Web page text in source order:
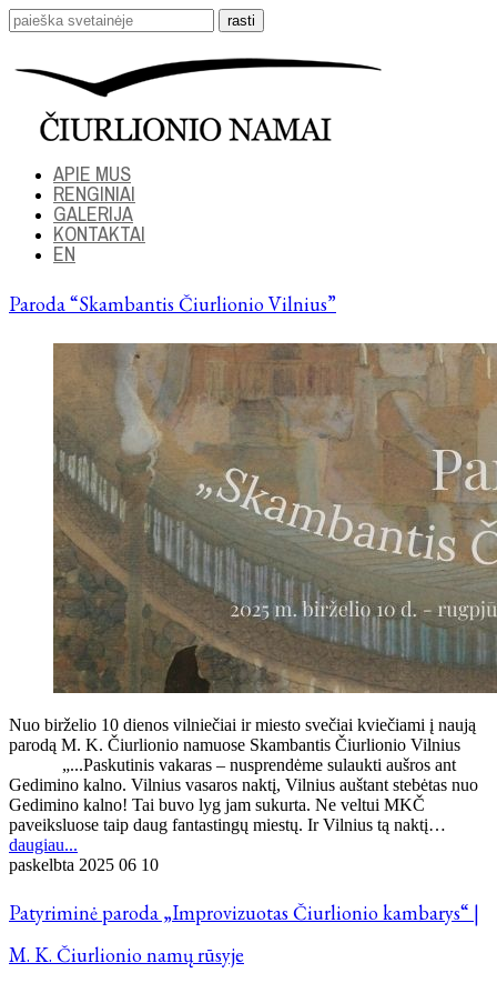
APIE MUS
RENGINIAI
GALERIJA
KONTAKTAI
EN
Paroda “Skambantis Čiurlionio Vilnius”
Nuo birželio 10 dienos vilniečiai ir miesto svečiai kviečiami į naują
parodą M. K. Čiurlionio namuose Skambantis Čiurlionio Vilnius
„...Paskutinis vakaras – nusprendėme sulaukti aušros ant
Gedimino kalno. Vilnius vasaros naktį, Vilnius auštant stebėtas nuo
Gedimino kalno! Tai buvo lyg jam sukurta. Ne veltui MKČ
paveiksluose taip daug fantastingų miestų. Ir Vilnius tą naktį…
daugiau...
paskelbta 2025 06 10
Patyriminė paroda „Improvizuotas Čiurlionio kambarys“ |
M. K. Čiurlionio namų rūsyje